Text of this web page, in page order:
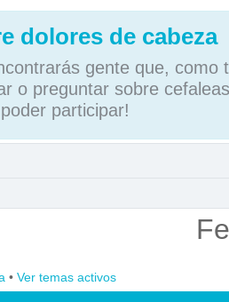
dolores de cabeza
gente que, como
o preguntar sobre
participar!
• Ver temas activos